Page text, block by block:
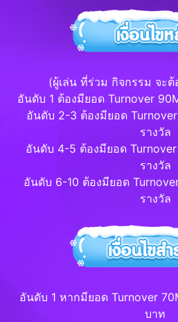
(ผู้เล่น ที่ร่วม กิจกรรม จะต้
อันดับ 1 ต้องมียอด Turnover
อันดับ 2-3 ต้องมียอด
รางวัล
อันดับ 4-5 ต้องมียอด
รางวัล
อันดับ 6-10 ต้องมียอด
รางวัล
อันดับ 1 หากมียอด Turnover
บาท